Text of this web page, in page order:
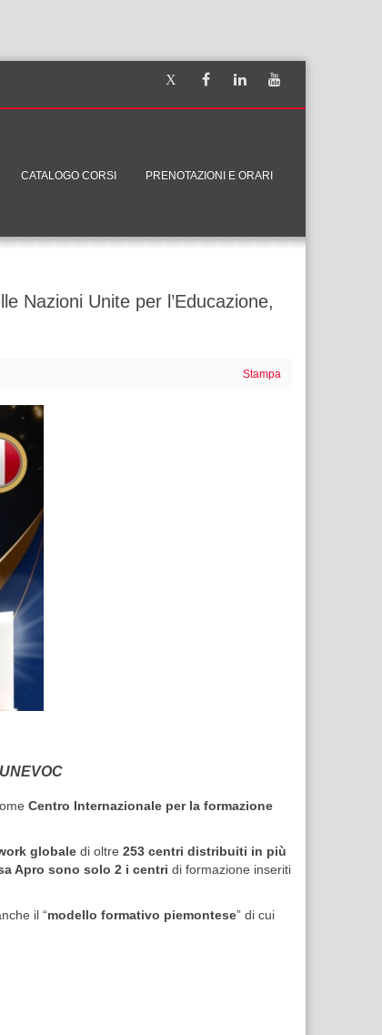
CATALOGO CORSI PRENOTAZIONI E ORARI
Nazioni Unite per l’Educazione,
Stampa
Centro Internazionale per la formazione
globale di oltre 253 centri distribuiti in più
Apro sono solo 2 i centri di formazione inseriti
il “modello formativo piemontese” di cui